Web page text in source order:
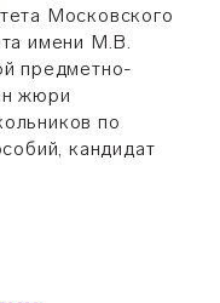
Московского
имени М.В.
предметно-
жюри
по
кандидат